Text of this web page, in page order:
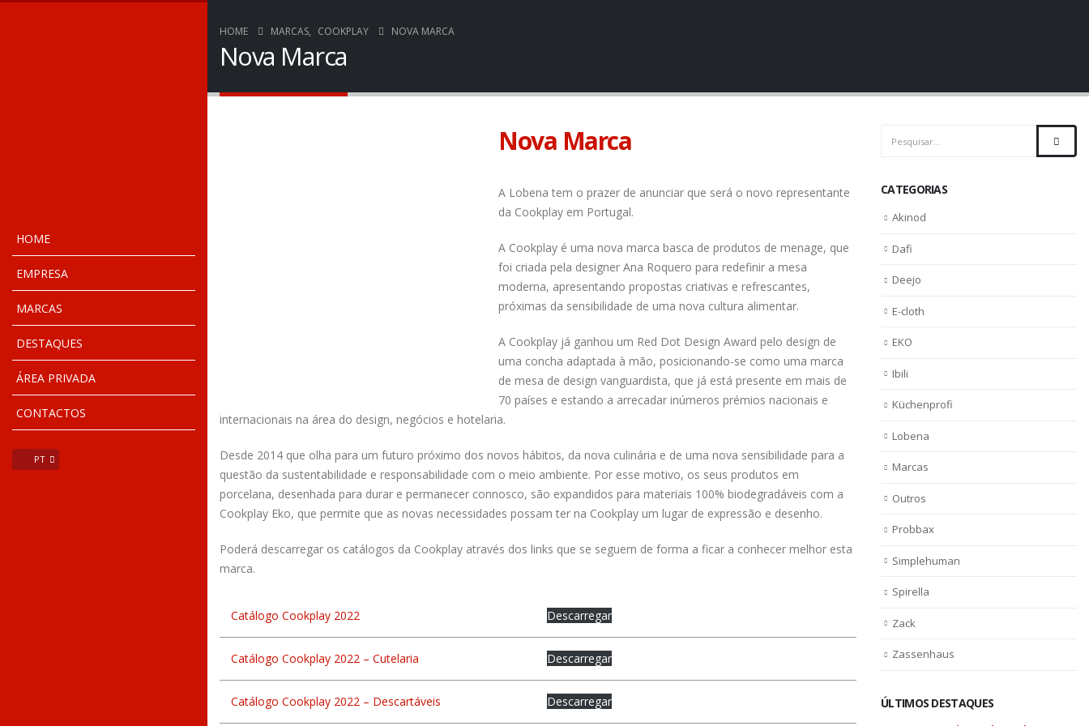
HOME
EMPRESA
MARCAS
DESTAQUES
ÁREA PRIVADA
CONTACTOS
PT
HOME MARCAS, COOKPLAY NOVA MARCA
Nova Marca
Nova Marca
A Lobena tem o prazer de anunciar que será o novo representante
da Cookplay em Portugal.
A Cookplay é uma nova marca basca de produtos de menage, que
foi criada pela designer Ana Roquero para redefinir a mesa
moderna, apresentando propostas criativas e refrescantes,
próximas da sensibilidade de uma nova cultura alimentar.
A Cookplay já ganhou um Red Dot Design Award pelo design de
uma concha adaptada à mão, posicionando-se como uma marca
de mesa de design vanguardista, que já está presente em mais de
70 países e estando a arrecadar inúmeros prémios nacionais e
internacionais na área do design, negócios e hotelaria.
Desde 2014 que olha para um futuro próximo dos novos hábitos, da nova culinária e de uma nova sensibilidade para a
questão da sustentabilidade e responsabilidade com o meio ambiente. Por esse motivo, os seus produtos em
porcelana, desenhada para durar e permanecer connosco, são expandidos para materiais 100% biodegradáveis com a
Cookplay Eko, que permite que as novas necessidades possam ter na Cookplay um lugar de expressão e desenho.
Poderá descarregar os catálogos da Cookplay através dos links que se seguem de forma a ficar a conhecer melhor esta
marca.
Catálogo Cookplay 2022 Descarregar
Catálogo Cookplay 2022 – Cutelaria Descarregar
Catálogo Cookplay 2022 – Descartáveis Descarregar
CATEGORIAS
Akinod
Dafi
Deejo
E-cloth
EKO
Ibili
Küchenprofi
Lobena
Marcas
Outros
Probbax
Simplehuman
Spirella
Zack
Zassenhaus
ÚLTIMOS DESTAQUES